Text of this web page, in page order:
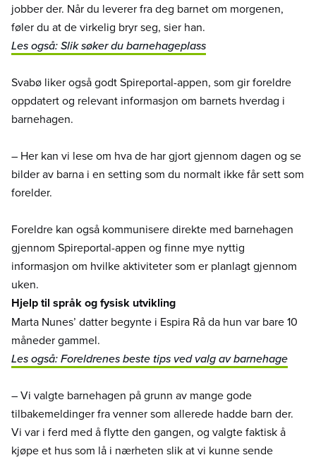
jobber der. Når du leverer fra deg barnet om morgenen,
føler du at de virkelig bryr seg, sier han.
Les også: Slik søker du barnehageplass
Svabø liker også godt Spireportal-appen, som gir foreldre
oppdatert og relevant informasjon om barnets hverdag i
barnehagen.
– Her kan vi lese om hva de har gjort gjennom dagen og se
bilder av barna i en setting som du normalt ikke får sett som
forelder.
Foreldre kan også kommunisere direkte med barnehagen
gjennom Spireportal-appen og finne mye nyttig
informasjon om hvilke aktiviteter som er planlagt gjennom
uken.
Hjelp til språk og fysisk utvikling
Marta Nunes’ datter begynte i Espira Rå da hun var bare 10
måneder gammel.
Les også: Foreldrenes beste tips ved valg av barnehage
– Vi valgte barnehagen på grunn av mange gode
tilbakemeldinger fra venner som allerede hadde barn der.
Vi var i ferd med å flytte den gangen, og valgte faktisk å
kjøpe et hus som lå i nærheten slik at vi kunne sende